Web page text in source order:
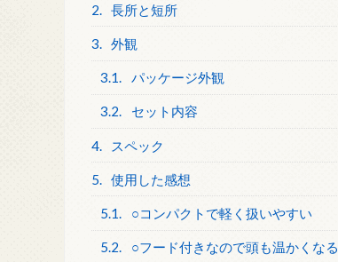
2. 長所と短所
3. 外観
3.1. パッケージ外観
3.2. セット内容
4. スペック
5. 使用した感想
5.1. ○コンパクトで軽く扱いやすい
5.2. ○フード付きなので頭も温かくなる